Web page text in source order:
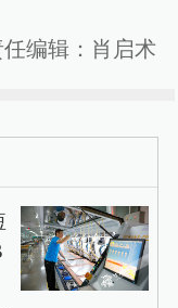
任编辑：肖启术